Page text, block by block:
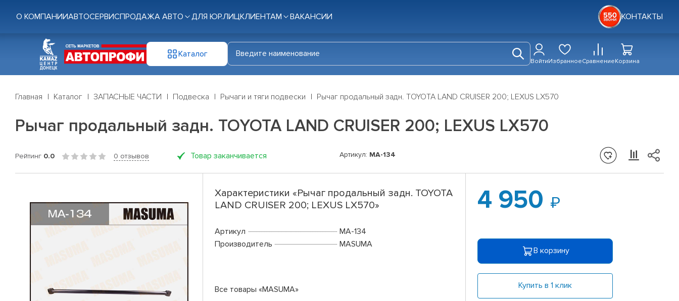
О КОМПАНИИАВТОСЕРВИСПРОДАЖА АВТО ДЛЯ ЮР.ЛИЦКЛИЕНТАМ ВАКАНСИИ КОНТАКТЫ
Каталог
ВойтиИзбранноеСравнениеКорзина
Главная Каталог ЗАПАСНЫЕ ЧАСТИ Подвеска Рычаги и тяги подвески Рычаг продальный задн. TOYOTA LAND CRUISER 200; LEXUS LX570
Рычаг продальный задн. TOYOTA LAND CRUISER 200; LEXUS LX570
Рейтинг 0.0 0 отзывов Товар заканчивается Артикул: MA-134
Характеристики «Рычаг продальный задн. TOYOTA
LAND CRUISER 200; LEXUS LX570»
Артикул
MA-134
Производитель
MASUMA
Все товары «MASUMA»
4 950
В корзину
Купить в 1 клик